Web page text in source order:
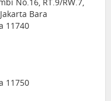
Bara
11740
11750